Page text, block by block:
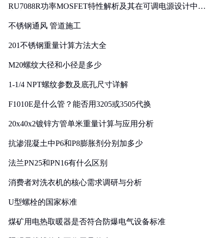
RU7088R功率MOSFET特性解析及其在可调电源设计中的
不锈钢通风 管道施工
201不锈钢重量计算方法大全
M20螺纹大径和小径是多少
1-1/4 NPT螺纹参数及底孔尺寸详解
F1010E是什么管？能否用3205或3505代换
20x40x2镀锌方管单米重量计算与应用分析
抗渗混凝土中P6和P8膨胀剂分别加多少
法兰PN25和PN16有什么区别
消费者对洗衣机的核心需求调研与分析
U型螺栓的国家标准
煤矿用电热取暖器是否符合防爆电气设备标准